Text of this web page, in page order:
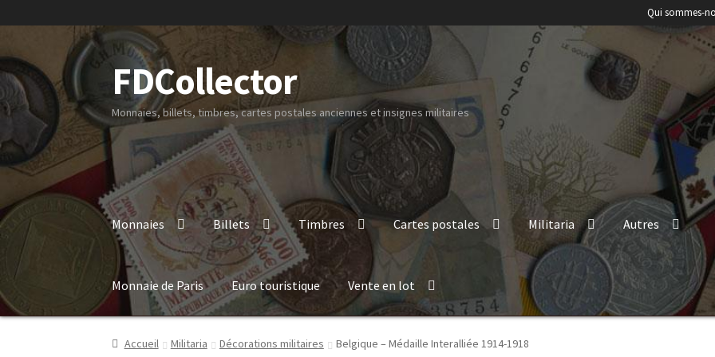
Qui sommes-
FDCollector
Monnaies, billets, timbres, cartes postales anciennes et insignes militaires
Monnaies Billets Timbres Cartes postales Militaria Autres
Monnaie de Paris Euro touristique Vente en lot
Accueil Militaria Décorations militaires Belgique – Médaille Interalliée 1914-1918